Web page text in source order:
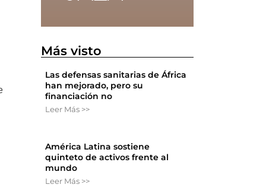
Más visto
Las defensas sanitarias de África
han mejorado, pero su
financiación no
Leer Más >>
América Latina sostiene
quinteto de activos frente al
mundo
Leer Más >>